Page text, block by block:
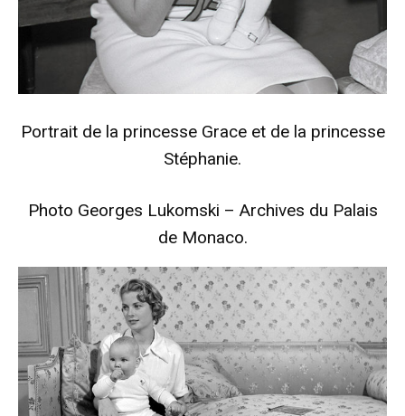
Portrait de la princesse Grace et de la princesse
Stéphanie.
Photo Georges Lukomski – Archives du Palais
de Monaco.